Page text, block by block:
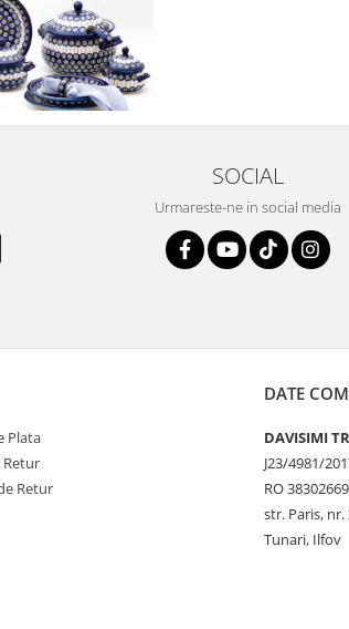
SOCIAL
Urmareste-ne in social media
Plata
Retur
Retur
DATE
DAVISIMI
J23/4981/
RO 38302669
str. Paris, nr.
Tunari, Ilfov